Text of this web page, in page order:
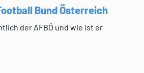
Bund Österreich
der AFBÖ und wie ist er